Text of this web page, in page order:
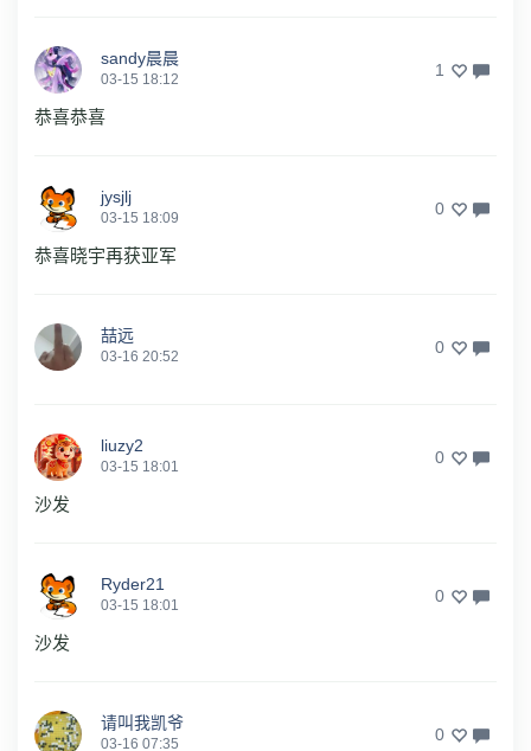
sandy晨晨
03-15 18:12 1
恭喜恭喜
jysjlj
03-15 18:09 0
恭喜晓宇再获亚军
喆远
03-16 20:52 0
liuzy2
03-15 18:01 0
沙发
Ryder21
03-15 18:01 0
沙发
请叫我凯爷
03-16 07:35 0